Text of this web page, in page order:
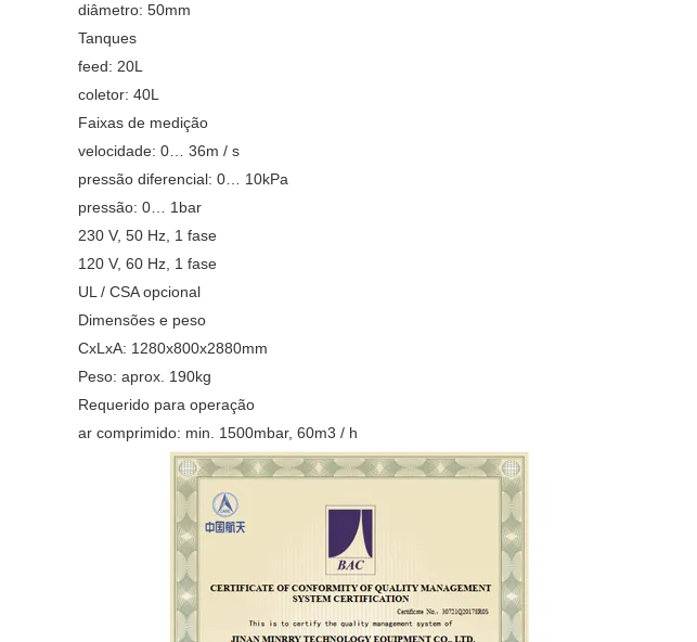
diâmetro: 50mm
Tanques
feed: 20L
coletor: 40L
Faixas de medição
velocidade: 0… 36m / s
pressão diferencial: 0… 10kPa
pressão: 0… 1bar
230 V, 50 Hz, 1 fase
120 V, 60 Hz, 1 fase
UL / CSA opcional
Dimensões e peso
CxLxA: 1280x800x2880mm
Peso: aprox. 190kg
Requerido para operação
ar comprimido: min. 1500mbar, 60m3 / h